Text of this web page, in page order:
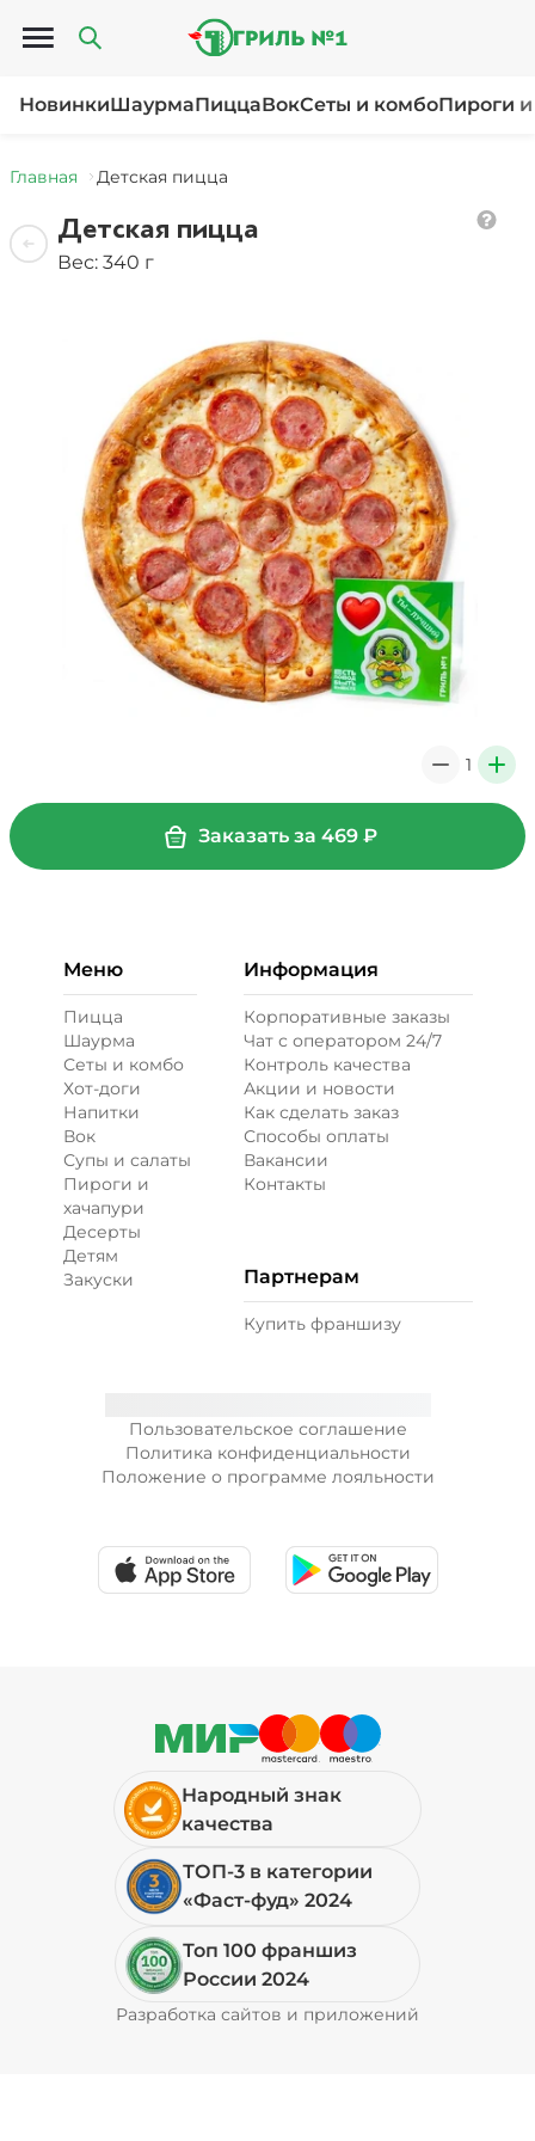
Открыть меню
НовинкиШаурмаПиццаВокСеты и комбоПироги
Главная Детская пицца
Детская пицца
Вес: 340 г
1 +
Заказать за 469₽
Пользовательское соглашение
Политика конфиденциальности
Положение о программе лояльности
Меню
Пицца
Шаурма
Сеты и комбо
Хот-доги
Напитки
Вок
Супы и салаты
Пироги и
хачапури
Десерты
Детям
Закуски
Информация
Корпоративные заказы
Чат с оператором 24/7
Контроль качества
Акции и новости
Как сделать заказ
Способы оплаты
Вакансии
Контакты
Партнерам
Купить франшизу
Народный знак
качества
ТОП-3 в категории
«Фаст-фуд» 2024
Топ 100 франшиз
России 2024
Разработка сайтов и приложений
Pyrobyte